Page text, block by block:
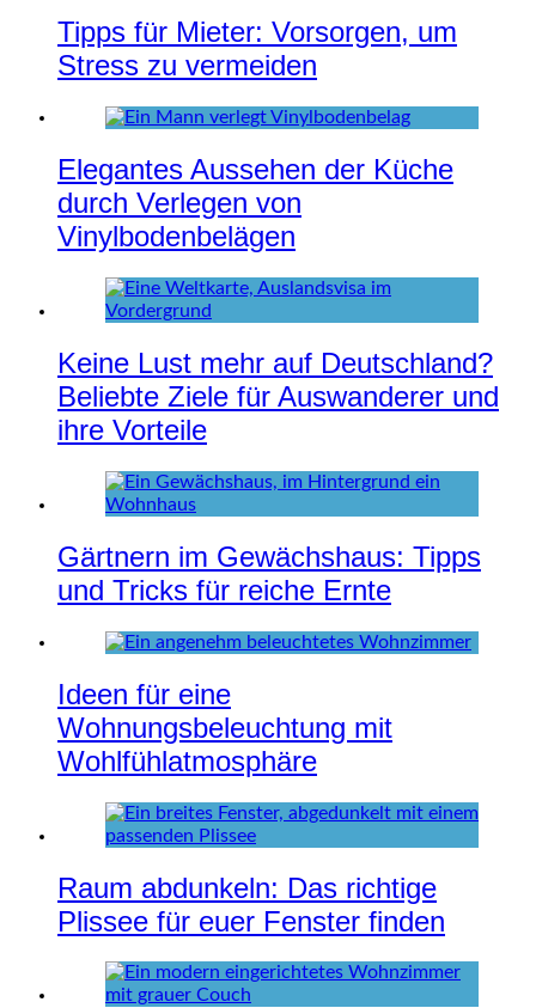
Tipps für Mieter: Vorsorgen, um
Stress zu vermeiden
Elegantes Aussehen der Küche
durch Verlegen von
Vinylbodenbelägen
Keine Lust mehr auf Deutschland?
Beliebte Ziele für Auswanderer und
ihre Vorteile
Gärtnern im Gewächshaus: Tipps
und Tricks für reiche Ernte
Ideen für eine
Wohnungsbeleuchtung mit
Wohlfühlatmosphäre
Raum abdunkeln: Das richtige
Plissee für euer Fenster finden